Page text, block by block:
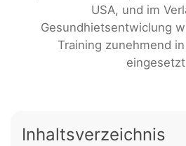
USA, und im
Gesundhietsentwiclung
Training zunehmend
Inhaltsverzeichnis